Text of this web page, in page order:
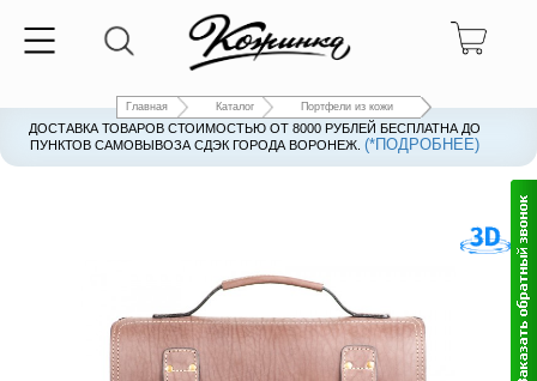
Главная Каталог Портфели из кожи
ДОСТАВКА ТОВАРОВ СТОИМОСТЬЮ ОТ 8000 РУБЛЕЙ БЕСПЛАТНА ДО
ПУНКТОВ САМОВЫВОЗА СДЭК ГОРОДА ВОРОНЕЖ.(*ПОДРОБНЕЕ)